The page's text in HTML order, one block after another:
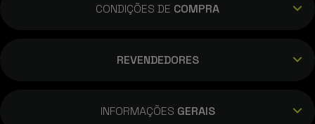
CONDIÇÕES DE COMPRA
REVENDEDORES
INFORMAÇÕES GERAIS